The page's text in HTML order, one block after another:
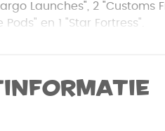
Launches", 2 "Customs
Pods" en 1 "Star Fortress".